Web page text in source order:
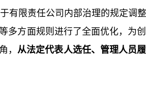
有限责任公司内部治理的规定
方面规则进行了全面优化，为
， 从法定代表人选任、管理人员